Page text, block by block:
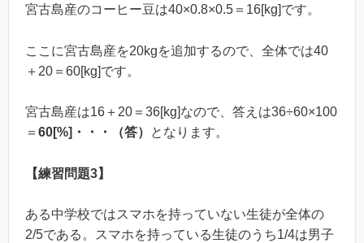
宮古島産のコーヒー豆は40×0.8×0.5＝16[kg]です。
ここに宮古島産を20kgを追加するので、全体では40
＋20＝60[kg]です。
宮古島産は16＋20＝36[kg]なので、答えは36÷60×100
＝ 60[%]・・・（答） となります。
【練習問題3】
ある中学校ではスマホを持っていない生徒が全体の
2/5である。スマホを持っている生徒のうち1/4は男子